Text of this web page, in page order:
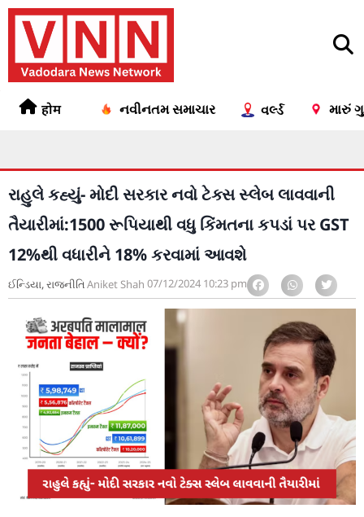
होम નવીનતમ સમાચાર વર્લ્ડ મારું
રાહુલે કહ્યું- મોદી સરકાર નવો ટેક્સ સ્લેબ લાવવાની
તૈયારીમાં:1500 રૂપિયાથી વધુ કિંમતના કપડાં પર GST
12%થી વધારીને 18% કરવામાં આવશે
ઈન્ડિયા,રાજનીતિAniket Shah 07/12/2024 10:23 pm